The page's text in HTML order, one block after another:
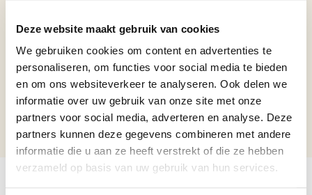
Deze website maakt gebruik van cookies
We gebruiken cookies om content en advertenties te
personaliseren, om functies voor social media te bieden
en om ons websiteverkeer te analyseren. Ook delen we
informatie over uw gebruik van onze site met onze
partners voor social media, adverteren en analyse. Deze
partners kunnen deze gegevens combineren met andere
informatie die u aan ze heeft verstrekt of die ze hebben
verzameld op basis van uw gebruik van hun services.
Binnenlands? Nee
Verpakking Doos
Aantal per verpakking 7